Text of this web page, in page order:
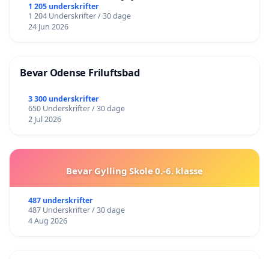
lokalområde i balance
1 205 underskrifter
1 204 Underskrifter / 30 dage
24 Jun 2026
Bevar Odense Friluftsbad
3 300 underskrifter
650 Underskrifter / 30 dage
2 Jul 2026
Bevar Gylling Skole 0.-6. klasse
487 underskrifter
487 Underskrifter / 30 dage
4 Aug 2026